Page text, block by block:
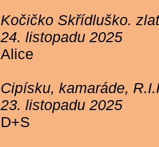
Kočičko Skřídluško.
24. listopadu 2025
Alice
Cipísku, kamaráde,
23. listopadu 2025
D+S